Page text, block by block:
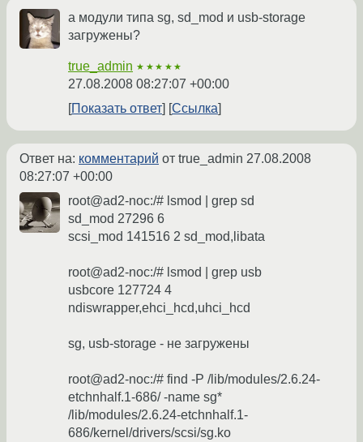
а модули типа sg, sd_mod и usb-storage
загружены?
true_admin ★★★★★
27.08.2008 08:27:07 +00:00
Показать ответ
Ссылка
Ответ на: комментарий от true_admin 27.08.2008
08:27:07 +00:00
root@ad2-noc:/# lsmod | grep sd
sd_mod 27296 6
scsi_mod 141516 2 sd_mod,libata
root@ad2-noc:/# lsmod | grep usb
usbcore 127724 4
ndiswrapper,ehci_hcd,uhci_hcd
sg, usb-storage - не загружены
root@ad2-noc:/# find -P /lib/modules/2.6.24-
etchnhalf.1-686/ -name sg*
/lib/modules/2.6.24-etchnhalf.1-
686/kernel/drivers/scsi/sg.ko